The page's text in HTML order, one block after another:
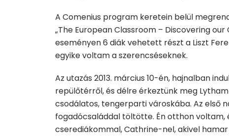
A Comenius program keretein belül
„The European Classroom – Discovering
eseményen 6 diák vehetett részt a Liszt
egyike voltam a szerencséseknek.
Az utazás 2013. március 10-én, hajnalban
repülőtérről, és délre érkeztünk meg
csodálatos, tengerparti városkába. Az első
fogadócsaláddal töltötte. Én otthon voltam,
cserediákommal, Cathrine-nel, akivel